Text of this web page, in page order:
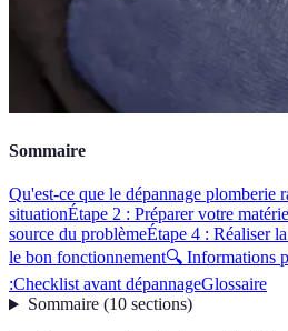
Sommaire
Qu'est-ce que le dépannage plomberie
situationÉtape 2 : Préparer votre
source du problèmeÉtape 4 : Réaliser
le bon fonctionnement🔍 Informations
:Checklist avant dépannageGlossaire
Sommaire(10 sections)